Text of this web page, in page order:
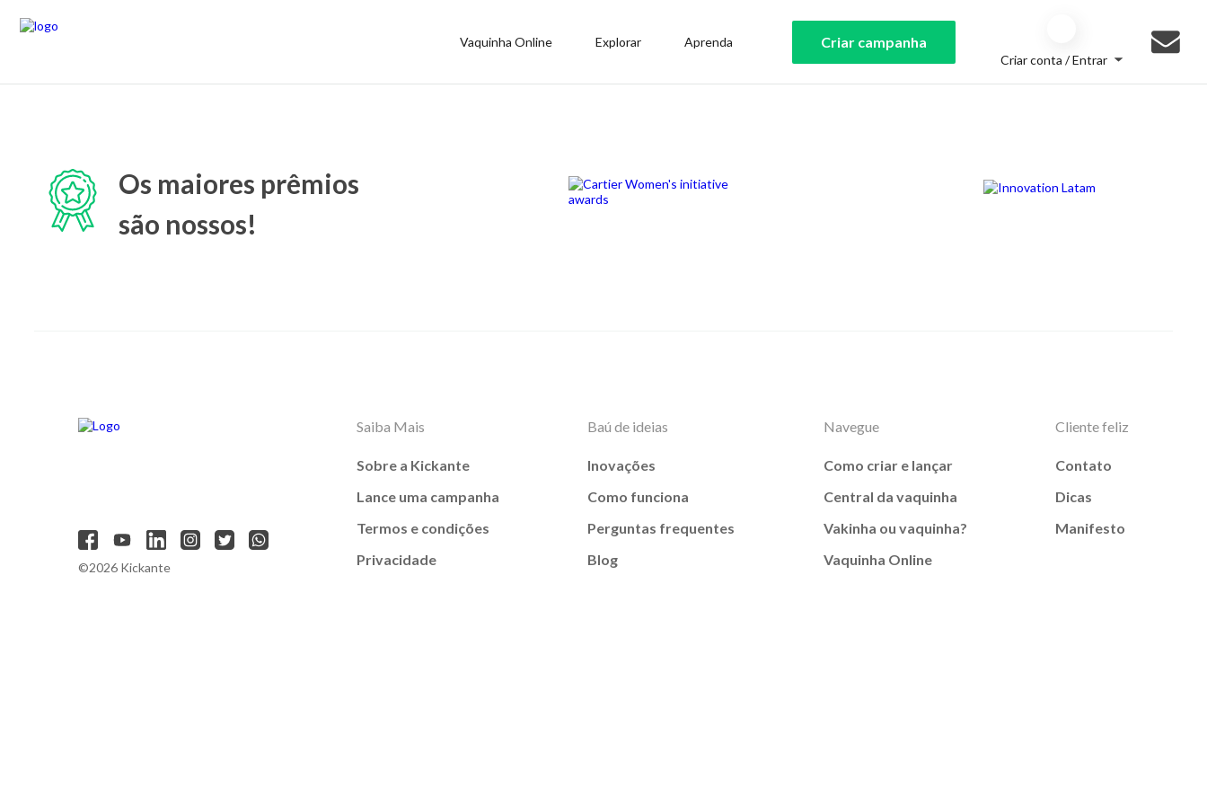
Vaquinha Online Explorar Aprenda Criar campanha
Criar conta / Entrar
Os maiores prêmios
são nossos!
©2026 Kickante
Saiba Mais
Sobre a Kickante
Lance uma campanha
Termos e condições
Privacidade
Baú de ideias
Inovações
Como funciona
Perguntas frequentes
Blog
Navegue
Como criar e lançar
Central da vaquinha
Vakinha ou vaquinha?
Vaquinha Online
Cliente feliz
Contato
Dicas
Manifesto